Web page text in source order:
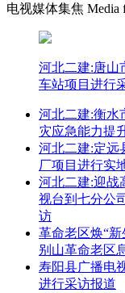
电视媒体集焦 Media
河北二建:唐山
车站项目进行
河北二建:衡水
灾应急能力提
河北二建:定远
厂项目进行实
河北二建:迎
视台到七分公
访
革命老区焕“
别山革命老区
寿阳县广播电
进行采访报道